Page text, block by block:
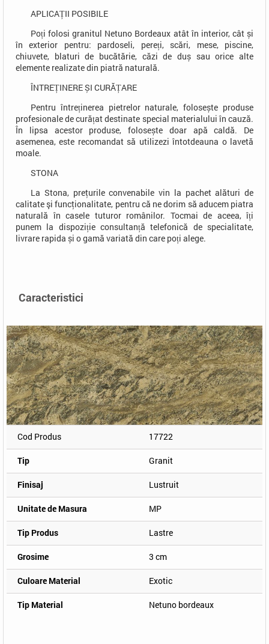
APLICAȚII POSIBILE
Poți folosi granitul Netuno Bordeaux atât în interior, cât și
în exterior pentru: pardoseli, pereți, scări, mese, piscine,
chiuvete, blaturi de bucătărie, căzi de duș sau orice alte
elemente realizate din piatră naturală.
ÎNTREȚINERE ȘI CURĂȚARE
Pentru întreținerea pietrelor naturale, folosește produse
profesionale de curățat destinate special materialului în cauză.
În lipsa acestor produse, folosește doar apă caldă. De
asemenea, este recomandat să utilizezi întotdeauna o lavetă
moale.
STONA
La Stona, preţurile convenabile vin la pachet alături de
calitate şi funcţionalitate, pentru că ne dorim să aducem piatra
naturală în casele tuturor românilor. Tocmai de aceea, îți
punem la dispoziție consultanță telefonică de specialitate,
livrare rapida și o gamă variată din care poți alege.
Caracteristici
Cod Produs 17722
Tip Granit
Finisaj Lustruit
Unitate de Masura MP
Tip Produs Lastre
Grosime 3 cm
Culoare Material Exotic
Tip Material Netuno bordeaux